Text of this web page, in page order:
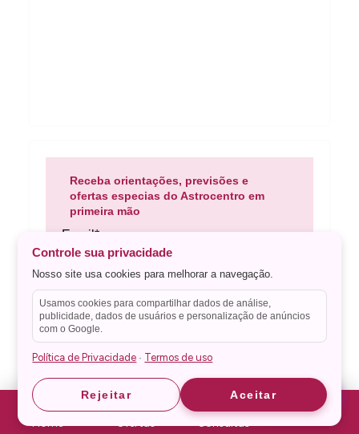
Home Ofertas Consultas
Receba orientações, previsões e
ofertas especias do Astrocentro em
primeira mão
Email*
Celular
CADASTRAR
Controle sua privacidade
Nosso site usa cookies para melhorar a navegação.
Usamos cookies para compartilhar dados de análise,
publicidade, dados de usuários e personalização de anúncios
com o Google.
Política de Privacidade · Termos de uso
Rejeitar Aceitar